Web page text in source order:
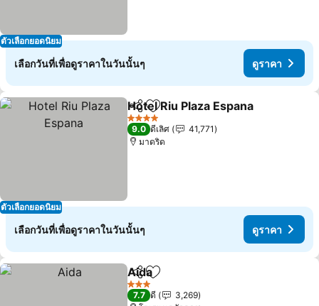
ตัวเลือกยอดนิยม
เลือกวันที่เพื่อดูราคาในวันนั้นๆ ดูราคา
ตัวเลือกยอดนิยม
แชร์ เพิ่มในรายการโปรด
Hotel Riu Plaza Espana
4 ดาว
9.0 ดีเลิศ
41,771
มาดริด
เลือกวันที่เพื่อดูราคาในวันนั้นๆ ดูราคา
แชร์ เพิ่มในรายการโปรด
Aida
3 ดาว
7.7 ดี
3,269